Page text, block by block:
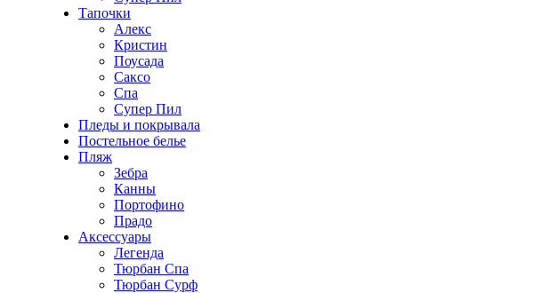
Тапочки
Алекс
Кристин
Поусада
Саксо
Спа
Супер Пил
Пледы и покрывала
Постельное белье
Пляж
Зебра
Канны
Портофино
Прадо
Аксессуары
Легенда
Тюрбан Спа
Тюрбан Сурф